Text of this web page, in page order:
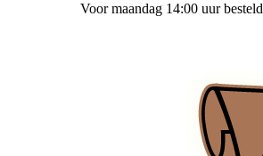
Voor maandag 14:00 uur besteld